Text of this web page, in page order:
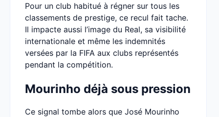
Pour un club habitué à régner sur tous les
classements de prestige, ce recul fait tache.
Il impacte aussi l’image du Real, sa visibilité
internationale et même les indemnités
versées par la FIFA aux clubs représentés
pendant la compétition.
Mourinho déjà sous pression
Ce signal tombe alors que José Mourinho